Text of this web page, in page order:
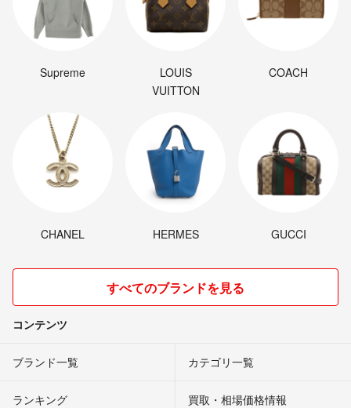
Supreme
LOUIS
VUITTON
COACH
CHANEL HERMES GUCCI
すべてのブランドを見る
コンテンツ
ブランド一覧 カテゴリ一覧
ランキング 買取・相場価格情報